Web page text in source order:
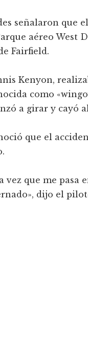
señalaron que
aéreo West
Fairfield.
Kenyon,
como
a girar y cayó
que el
vez que me pasa
dijo el